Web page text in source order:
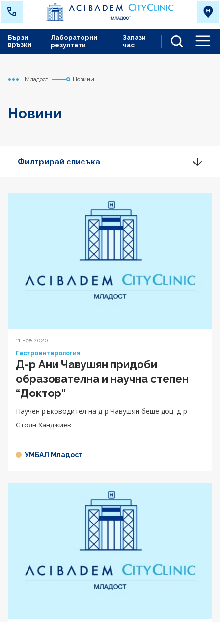
Лабораторни
резултати
Запази
час
Бързи
връзки
Начало
Младост Новини
Новини
Филтрирай списъка
11 ное 2020
Гастроентерология
Д-р Ани Чавушян придоби
образователна и научна степен
“Доктор”
Научен ръководител на д-р Чавушян беше доц. д-р
Стоян Ханджиев
УМБАЛ Младост